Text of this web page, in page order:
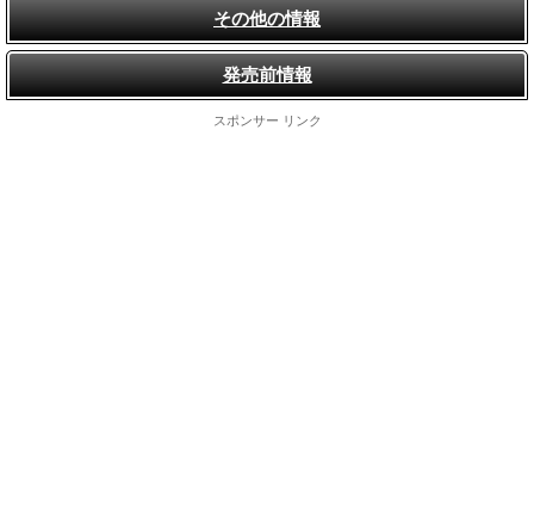
その他の情報
発売前情報
スポンサー リンク